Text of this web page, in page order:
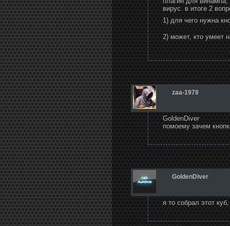
вирус. в итоге 2
1) для чего нужна
2) может, кто умеет
zaa-1978
GoldenDiver
помоему зачем
GoldenDiver
я то собрал этот